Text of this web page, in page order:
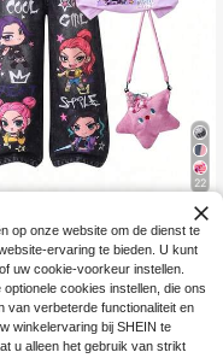
22
2-delige T-shirt en broek set
meisjes, paars T-shirt m
mouwen en ronde hals met
cartoon anime print en za
broek met rechte pijpen, zo
kindermode outfit, levendige
sfeer, opvallend voor uitst
en school
op onze website om de dienst te
ervaring te bieden. U kunt
uw cookie-voorkeur instellen.
cookies instellen, die ons
van verbeterde functionaliteit en
winkelervaring bij SHEIN te
u alleen het gebruik van strikt